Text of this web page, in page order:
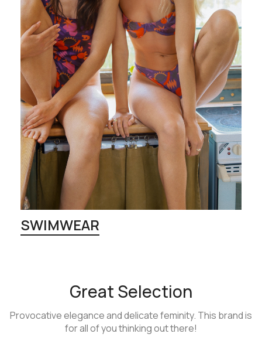
SWIMWEAR
Great Selection
Provocative elegance and delicate feminity. This brand is
for all of you thinking out there!